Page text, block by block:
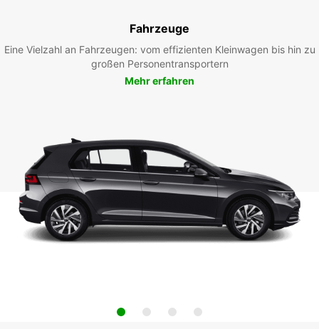
Fahrzeuge
Eine Vielzahl an Fahrzeugen: vom effizienten Kleinwagen bis hin zu
großen Personentransportern
Mehr erfahren